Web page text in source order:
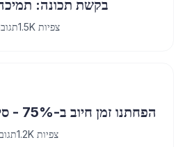
בקשת תכונה:
1.5K צפיות
הפחתנו זמן חיוב ב-75% - סיפור ההצלחה שלנו
1.2K צפיות